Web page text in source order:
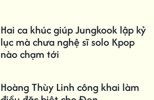
Hai ca khúc giúp Jungkook lập kỷ
lục mà chưa nghệ sĩ solo Kpop
nào chạm tới
Hoàng Thùy Linh công khai làm